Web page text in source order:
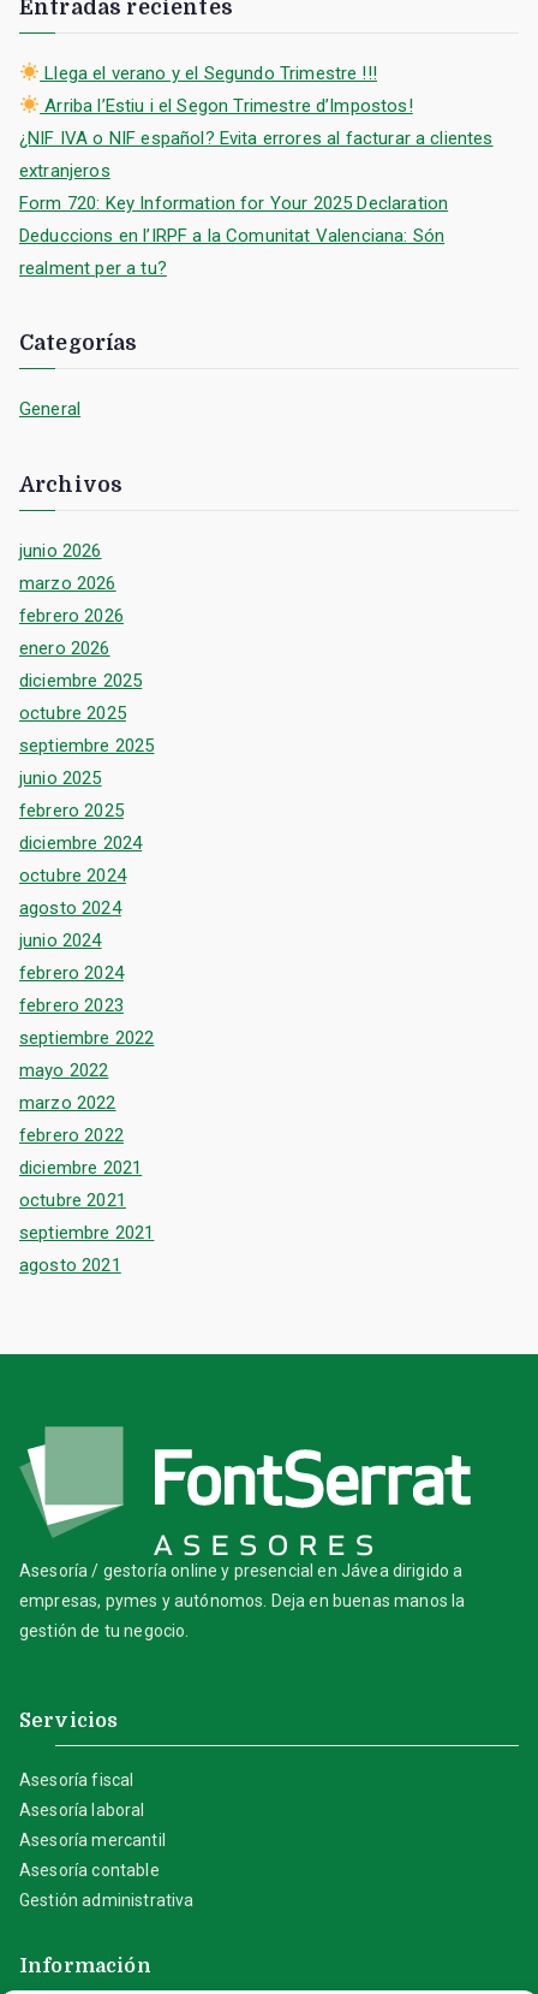
Entradas recientes
Llega el verano y el Segundo Trimestre !!!
Arriba l’Estiu i el Segon Trimestre d’Impostos!
¿NIF IVA o NIF español? Evita errores al facturar a clientes
extranjeros
Form 720: Key Information for Your 2025 Declaration
Deduccions en l’IRPF a la Comunitat Valenciana: Són
realment per a tu?
Categorías
General
Archivos
junio 2026
marzo 2026
febrero 2026
enero 2026
diciembre 2025
octubre 2025
septiembre 2025
junio 2025
febrero 2025
diciembre 2024
octubre 2024
agosto 2024
junio 2024
febrero 2024
febrero 2023
septiembre 2022
mayo 2022
marzo 2022
febrero 2022
diciembre 2021
octubre 2021
septiembre 2021
agosto 2021
Asesoría / gestoría online y presencial en Jávea dirigido a
empresas, pymes y autónomos. Deja en buenas manos la
gestión de tu negocio.
Servicios
Asesoría fiscal
Asesoría laboral
Asesoría mercantil
Asesoría contable
Gestión administrativa
Información